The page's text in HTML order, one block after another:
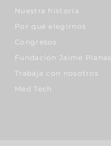
Nuestra historia
Por qué elegirnos
Congresos
Fundación Jaime Planas
Trabaja con nosotros
Med Tech